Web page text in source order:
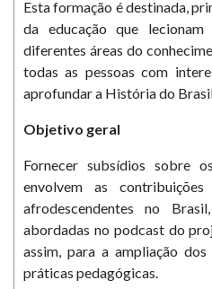
Esta formação é destinada,
da educação que
diferentes áreas do
todas as pessoas com
aprofundar a História do
Objetivo geral
Fornecer subsídios sobre
envolvem as
afrodescendentes no
abordadas no podcast do
assim, para a ampliação
práticas pedagógicas.